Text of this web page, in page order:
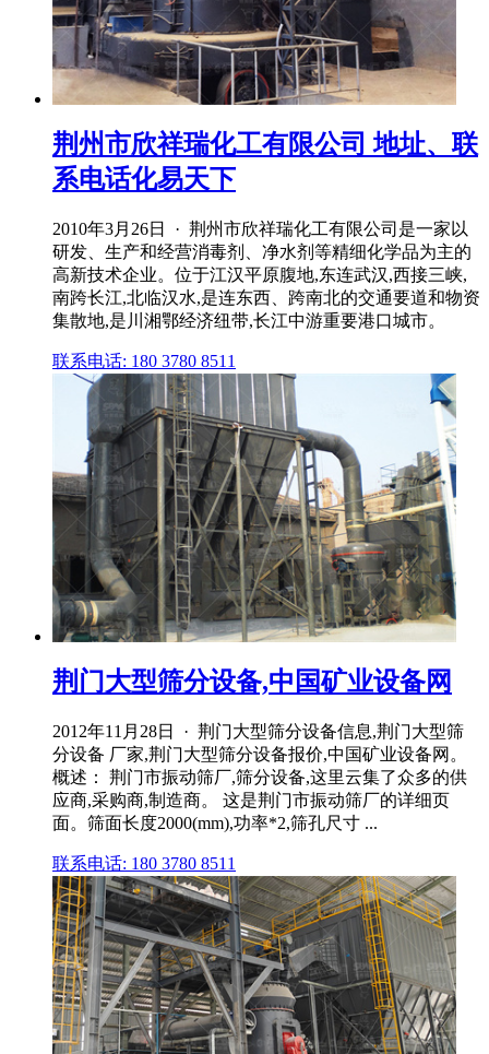
荆州市欣祥瑞化工有限公司 地址、联
系电话化易天下
2010年3月26日 · 荆州市欣祥瑞化工有限公司是一家以
研发、生产和经营消毒剂、净水剂等精细化学品为主的
高新技术企业。位于江汉平原腹地,东连武汉,西接三峡,
南跨长江,北临汉水,是连东西、跨南北的交通要道和物资
集散地,是川湘鄂经济纽带,长江中游重要港口城市。
联系电话: 180 3780 8511
荆门大型筛分设备,中国矿业设备网
2012年11月28日 · 荆门大型筛分设备信息,荆门大型筛
分设备 厂家,荆门大型筛分设备报价,中国矿业设备网。
概述： 荆门市振动筛厂,筛分设备,这里云集了众多的供
应商,采购商,制造商。 这是荆门市振动筛厂的详细页
面。筛面长度2000(mm),功率*2,筛孔尺寸 ...
联系电话: 180 3780 8511